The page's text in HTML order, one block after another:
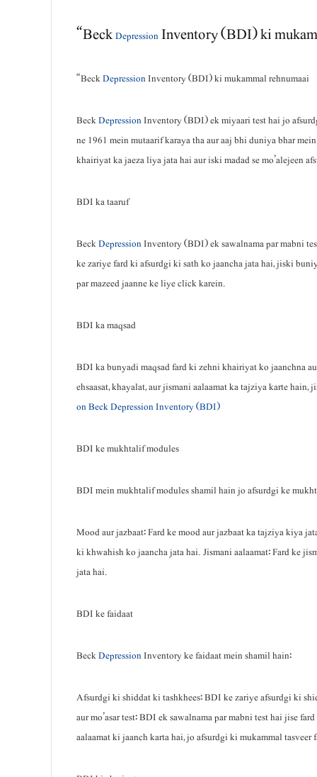
“BeckDepressionInventory (BDI) ki
“BeckDepressionInventory (BDI) ki mukammal rehnumaai
BeckDepressionInventory (BDI) ek miyaari test hai jo
ne 1961 mein mutaarif karaya tha aur aaj bhi duniya bhar
khairiyat ka jaeza liya jata hai aur iski madad se mo’alejeen
BDI ka taaruf
BeckDepressionInventory (BDI) ek sawalnama par mabni
ke zariye fard ki afsurdgi ki sath ko jaancha jata hai, jiski
par mazeed jaanne ke liye click karein.
BDI ka maqsad
BDI ka bunyadi maqsad fard ki zehni khairiyat ko jaanchna
ehsaasat, khayalat, aur jismani aalaamat ka tajziya karte
on Beck Depression Inventory (BDI)
BDI ke mukhtalif modules
BDI mein mukhtalif modules shamil hain jo afsurdgi ke
Mood aur jazbaat: Fard ke mood aur jazbaat ka tajziya kiya
ki khwahish ko jaancha jata hai. Jismani aalaamat: Fard ke
jata hai.
BDI ke faidaat
BeckDepressionInventory ke faidaat mein shamil hain:
Afsurdgi ki shiddat ki tashkhees: BDI ke zariye afsurdgi ki
aur mo’asar test: BDI ek sawalnama par mabni test hai jise
aalaamat ki jaanch karta hai, jo afsurdgi ki mukammal tasveer